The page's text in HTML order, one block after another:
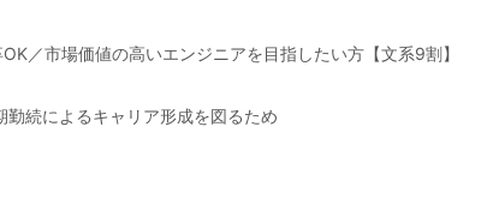
／市場価値の高いエンジニアを目指したい方【文系9割】
続によるキャリア形成を図るため